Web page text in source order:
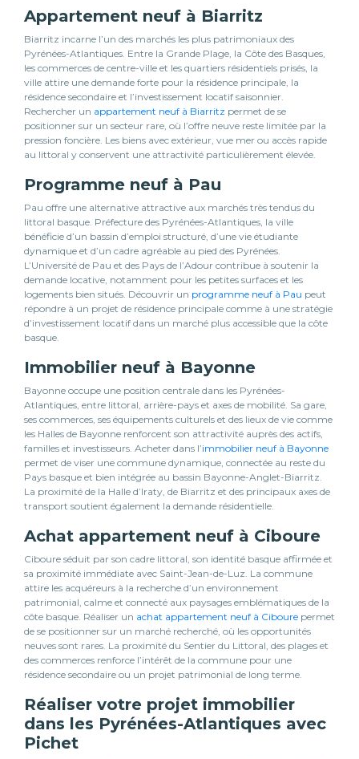
Appartement neuf à Biarritz
Biarritz incarne l’un des marchés les plus patrimoniaux des
Pyrénées-Atlantiques. Entre la Grande Plage, la Côte des Basques,
les commerces de centre-ville et les quartiers résidentiels prisés, la
ville attire une demande forte pour la résidence principale, la
résidence secondaire et l’investissement locatif saisonnier.
Rechercher un appartement neuf à Biarritz permet de se
positionner sur un secteur rare, où l’offre neuve reste limitée par la
pression foncière. Les biens avec extérieur, vue mer ou accès rapide
au littoral y conservent une attractivité particulièrement élevée.
Programme neuf à Pau
Pau offre une alternative attractive aux marchés très tendus du
littoral basque. Préfecture des Pyrénées-Atlantiques, la ville
bénéficie d’un bassin d’emploi structuré, d’une vie étudiante
dynamique et d’un cadre agréable au pied des Pyrénées.
L’Université de Pau et des Pays de l’Adour contribue à soutenir la
demande locative, notamment pour les petites surfaces et les
logements bien situés. Découvrir un programme neuf à Pau peut
répondre à un projet de résidence principale comme à une stratégie
d’investissement locatif dans un marché plus accessible que la côte
basque.
Immobilier neuf à Bayonne
Bayonne occupe une position centrale dans les Pyrénées-
Atlantiques, entre littoral, arrière-pays et axes de mobilité. Sa gare,
ses commerces, ses équipements culturels et des lieux de vie comme
les Halles de Bayonne renforcent son attractivité auprès des actifs,
familles et investisseurs. Acheter dans l’immobilier neuf à Bayonne
permet de viser une commune dynamique, connectée au reste du
Pays basque et bien intégrée au bassin Bayonne-Anglet-Biarritz.
La proximité de la Halle d’Iraty, de Biarritz et des principaux axes de
transport soutient également la demande résidentielle.
Achat appartement neuf à Ciboure
Ciboure séduit par son cadre littoral, son identité basque affirmée et
sa proximité immédiate avec Saint-Jean-de-Luz. La commune
attire les acquéreurs à la recherche d’un environnement
patrimonial, calme et connecté aux paysages emblématiques de la
côte basque. Réaliser un achat appartement neuf à Ciboure permet
de se positionner sur un marché recherché, où les opportunités
neuves sont rares. La proximité du Sentier du Littoral, des plages et
des commerces renforce l’intérêt de la commune pour une
résidence secondaire ou un projet patrimonial de long terme.
Réaliser votre projet immobilier
dans les Pyrénées-Atlantiques avec
Pichet